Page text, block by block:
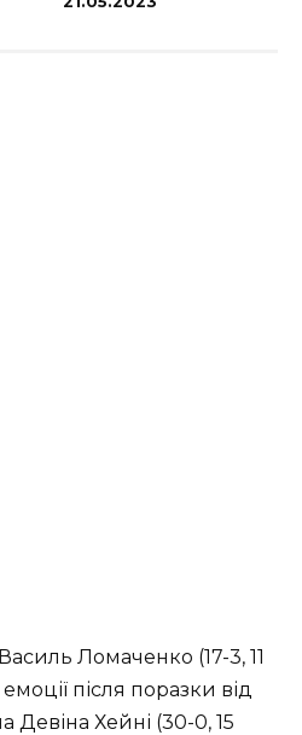
Ломаченко (17-3, 11
після поразки від
Девіна Хейні (30-0, 15